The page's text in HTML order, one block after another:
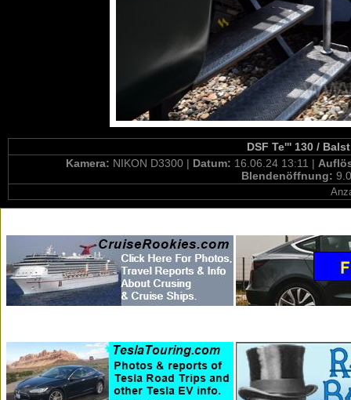
DSF Te''' 130 /
Kamera: NIKON D3300 | Datum: 16.06.24 13:11 |
Blendenöffnung: